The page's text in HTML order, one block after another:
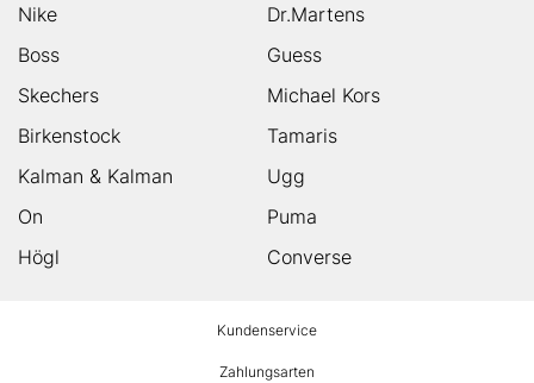
Nike
Dr.Martens
Boss
Guess
Skechers
Michael Kors
Birkenstock
Tamaris
Kalman & Kalman
Ugg
On
Puma
Högl
Converse
Kundenservice
Zahlungsarten